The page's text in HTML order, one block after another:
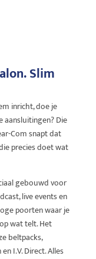
Slim
inricht, doe je
aansluitingen? Die
Com snapt dat
precies doet wat
gebouwd voor
live events en
poorten waar je
wat telt. Het
beltpacks,
I.V. Direct. Alles